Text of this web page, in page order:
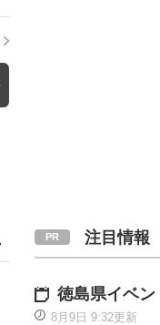
注目情報
徳島県イベ
8月9日 9:32更新